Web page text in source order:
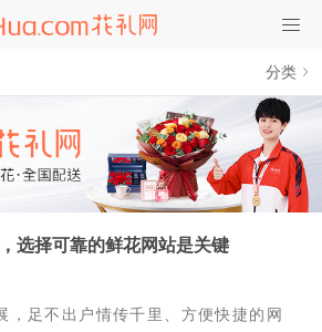
分类
选择可靠的鲜花网站是关键
，足不出户情传千里、方便快捷的网